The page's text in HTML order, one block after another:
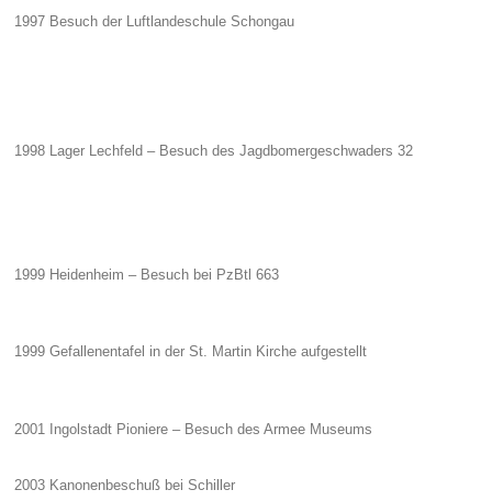
1997 Besuch der Luftlandeschule Schongau
1998 Lager Lechfeld – Besuch des Jagdbomergeschwaders 32
1999 Heidenheim – Besuch bei PzBtl 663
1999 Gefallenentafel in der St. Martin Kirche aufgestellt
2001 Ingolstadt Pioniere – Besuch des Armee Museums
2003 Kanonenbeschuß bei Schiller